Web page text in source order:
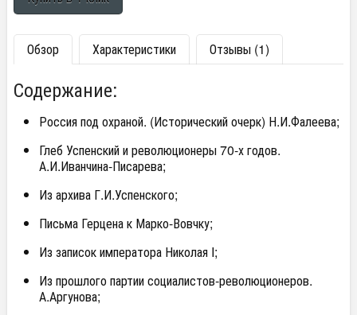
Обзор Характеристики Отзывы (1)
Содержание:
Россия под охраной. (Исторический очерк) Н.И.Фалеева;
Глеб Успенский и революционеры 70-х годов.
А.И.Иванчина-Писарева;
Из архива Г.И.Успенского;
Письма Герцена к Марко-Вовчку;
Из записок императора Николая I;
Из прошлого партии социалистов-революционеров.
А.Аргунова;